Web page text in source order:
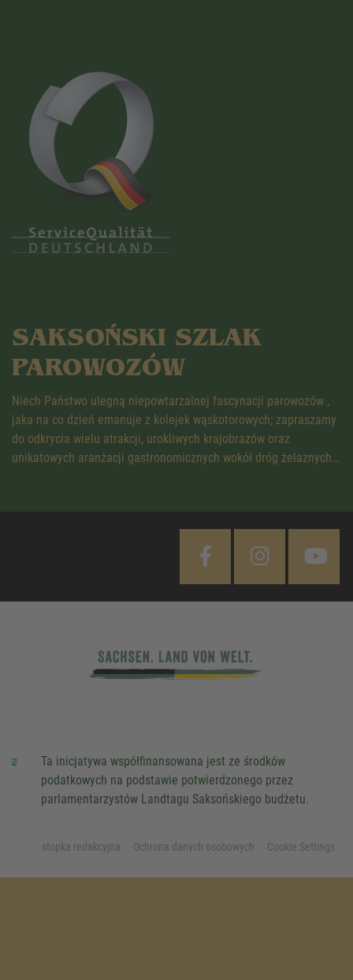
SAKSOŃSKI SZLAK
PAROWOZÓW
Niech Państwo ulegną niepowtarzalnej fascynacji parowozów ,
jaka na co dzień emanuje z kolejek wąskotorowych; zapraszamy
do odkrycia wielu atrakcji, urokliwych krajobrazów oraz
unikatowych aranżacji gastronomicznych wokół dróg żelaznych…
Ta inicjatywa współfinansowana jest ze środków
podatkowych na podstawie potwierdzonego przez
parlamentarzystów Landtagu Saksońskiego budżetu.
stopka redakcyjna Ochrona danych osobowych Cookie Settings